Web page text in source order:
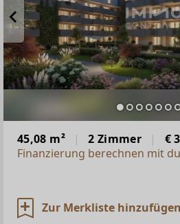
45,08 m² 2 Zimmer
€
Finanzierung berechnen mit
Zur Merkliste hinzufügen